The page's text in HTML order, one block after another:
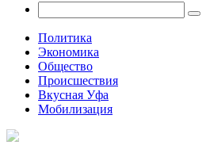
Политика
Экономика
Общество
Происшествия
Вкусная Уфа
Мобилизация